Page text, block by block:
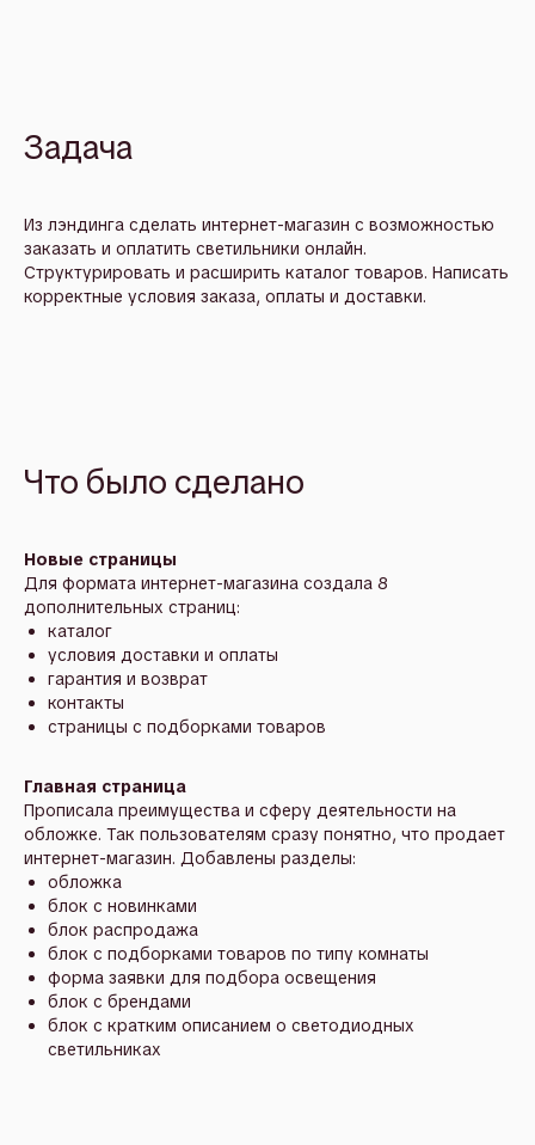
Задача
Из лэндинга сделать интернет-магазин с возможностью
заказать и оплатить светильники онлайн.
Структурировать и расширить каталог товаров. Написать
корректные условия заказа, оплаты и доставки.
Что было сделано
Новые страницы
Для формата интернет-магазина создала 8
дополнительных страниц:
каталог
условия доставки и оплаты
гарантия и возврат
контакты
страницы с подборками товаров
Главная страница
Прописала преимущества и сферу деятельности на
обложке. Так пользователям сразу понятно, что продает
интернет-магазин. Добавлены разделы:
обложка
блок с новинками
блок распродажа
блок с подборками товаров по типу комнаты
форма заявки для подбора освещения
блок с брендами
блок с кратким описанием о светодиодных
светильниках